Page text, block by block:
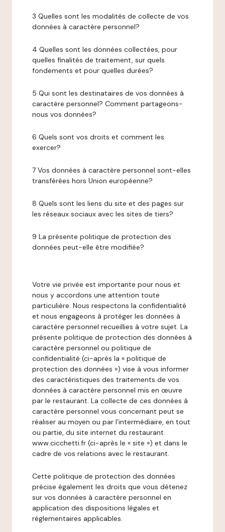
3 Quelles sont les modalités de collecte de vos
données à caractère personnel?
4 Quelles sont les données collectées, pour
quelles finalités de traitement, sur quels
fondements et pour quelles durées?
5 Qui sont les destinataires de vos données à
caractère personnel? Comment partageons-
nous vos données?
6 Quels sont vos droits et comment les
exercer?
7 Vos données à caractère personnel sont-elles
transférées hors Union européenne?
8 Quels sont les liens du site et des pages sur
les réseaux sociaux avec les sites de tiers?
9 La présente politique de protection des
données peut-elle être modifiée?
Votre vie privée est importante pour nous et
nous y accordons une attention toute
particulière. Nous respectons la confidentialité
et nous engageons à protéger les données à
caractère personnel recueillies à votre sujet. La
présente politique de protection des données à
caractère personnel ou politique de
confidentialité (ci-après la « politique de
protection des données ») vise à vous informer
des caractéristiques des traitements de vos
données à caractère personnel mis en œuvre
par le restaurant. La collecte de ces données à
caractère personnel vous concernant peut se
réaliser au moyen ou par l’intermédiaire, en tout
ou partie, du site internet du restaurant
www.cicchetti.fr (ci-après le « site ») et dans le
cadre de vos relations avec le restaurant.
Cette politique de protection des données
précise également les droits que vous détenez
sur vos données à caractère personnel en
application des dispositions légales et
réglementaires applicables.